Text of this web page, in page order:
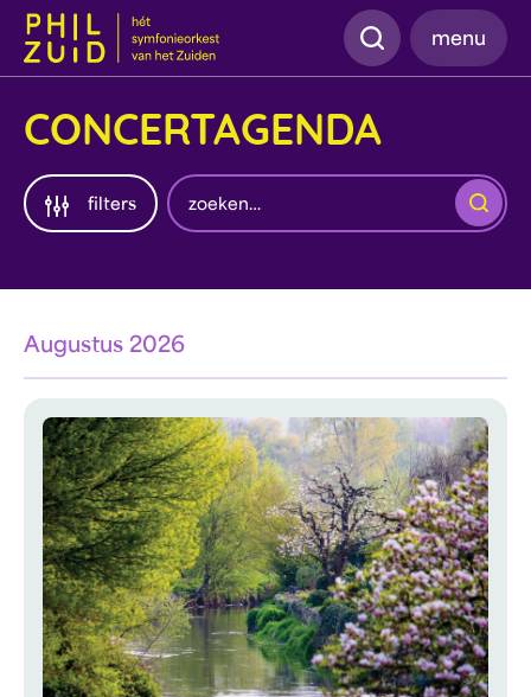
Zoeken
menu
CONCERTAGENDA
filters
Zoeken
Augustus 2026